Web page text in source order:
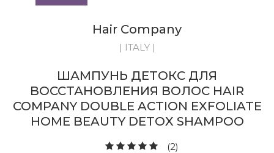
Hair Company
| ITALY |
ШАМПУНЬ ДЕТОКС ДЛЯ
ВОССТАНОВЛЕНИЯ ВОЛОС HAIR
COMPANY DOUBLE ACTION EXFOLIATE
HOME BEAUTY DETOX SHAMPOO
(2)